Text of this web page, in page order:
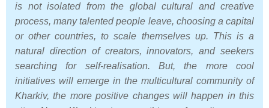
is not isolated from the global cultural and creative
process, many talented people leave, choosing a capital
or other countries, to scale themselves up. This is a
natural direction of creators, innovators, and seekers
searching for self-realisation. But, the more cool
initiatives will emerge in the multicultural community of
Kharkiv, the more positive changes will happen in this